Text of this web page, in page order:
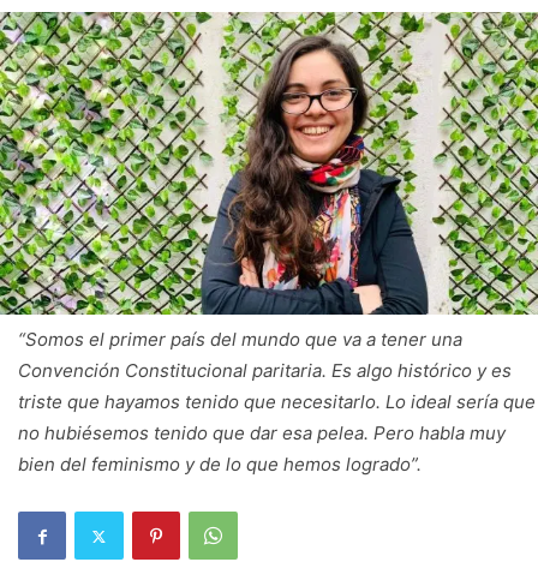
“Somos el primer país del mundo que va a tener una
Convención Constitucional paritaria. Es algo histórico y es
triste que hayamos tenido que necesitarlo. Lo ideal sería que
no hubiésemos tenido que dar esa pelea. Pero habla muy
bien del feminismo y de lo que hemos logrado”.